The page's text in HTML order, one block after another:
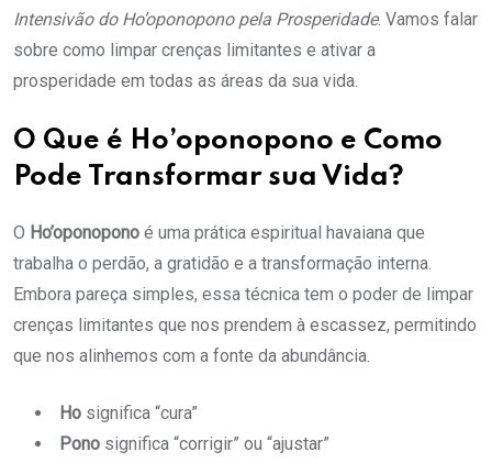
Intensivão do Ho’oponopono pela Prosperidade. Vamos falar
sobre como limpar crenças limitantes e ativar a
prosperidade em todas as áreas da sua vida.
O Que é Ho’oponopono e Como
Pode Transformar sua Vida?
O Ho’oponopono é uma prática espiritual havaiana que
trabalha o perdão, a gratidão e a transformação interna.
Embora pareça simples, essa técnica tem o poder de limpar
crenças limitantes que nos prendem à escassez, permitindo
que nos alinhemos com a fonte da abundância.
Ho significa “cura”
Pono significa “corrigir” ou “ajustar”